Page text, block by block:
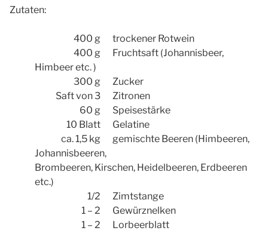
Zutaten:
400 g
trockener Rotwein
400 g
Fruchtsaft (Johannisbeer,
Himbeer etc. )
300 g
Zucker
Saft von 3
Zitronen
60 g
Speisestärke
10 Blatt
Gelatine
ca. 1,5 kg
gemischte Beeren (Himbeeren,
Johannisbeeren,
Brombeeren, Kirschen, Heidelbeeren, Erdbeeren
etc.)
1/2
Zimtstange
1 – 2
Gewürznelken
1 – 2
Lorbeerblatt